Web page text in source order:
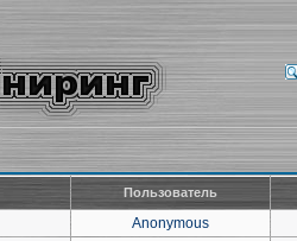
Пользователь
Anonymous